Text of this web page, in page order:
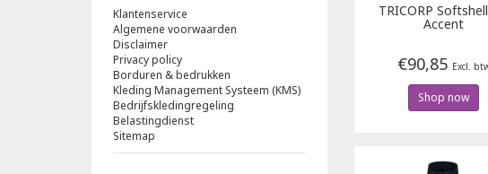
Klantenservice
Algemene voorwaarden
Disclaimer
Privacy policy
Borduren & bedrukken
Kleding Management Systeem (KMS)
Bedrijfskledingregeling
Belastingdienst
Sitemap
TRICORP
Accent
€90,85 Excl.
Shop now